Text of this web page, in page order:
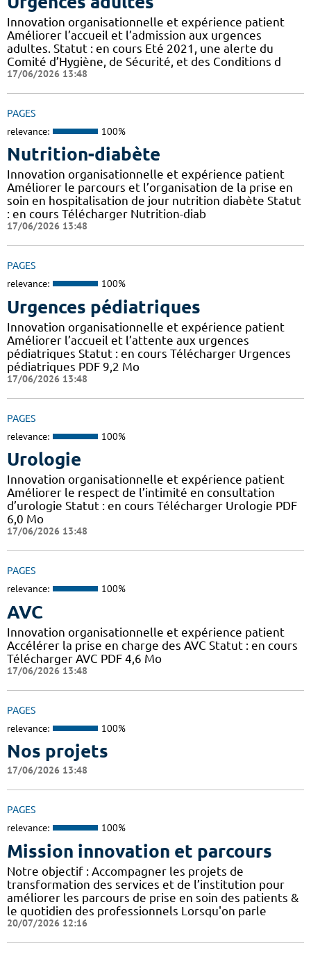
Innovation organisationnelle et expérience patient
Améliorer l’accueil et l’admission aux urgences
adultes. Statut : en cours Eté 2021, une alerte du
Comité d’Hygiène, de Sécurité, et des Conditions d
17/06/2026 13:48
PAGES
relevance: 100%
Nutrition-diabète
Innovation organisationnelle et expérience patient
Améliorer le parcours et l’organisation de la prise en
soin en hospitalisation de jour nutrition diabète Statut
: en cours Télécharger Nutrition-diab
17/06/2026 13:48
PAGES
relevance: 100%
Urgences pédiatriques
Innovation organisationnelle et expérience patient
Améliorer l’accueil et l’attente aux urgences
pédiatriques Statut : en cours Télécharger Urgences
pédiatriques PDF 9,2 Mo
17/06/2026 13:48
PAGES
relevance: 100%
Urologie
Innovation organisationnelle et expérience patient
Améliorer le respect de l’intimité en consultation
d’urologie Statut : en cours Télécharger Urologie PDF
6,0 Mo
17/06/2026 13:48
PAGES
relevance: 100%
AVC
Innovation organisationnelle et expérience patient
Accélérer la prise en charge des AVC Statut : en cours
Télécharger AVC PDF 4,6 Mo
17/06/2026 13:48
PAGES
relevance: 100%
Nos projets
17/06/2026 13:48
PAGES
relevance: 100%
Mission innovation et parcours
Notre objectif : Accompagner les projets de
transformation des services et de l’institution pour
améliorer les parcours de prise en soin des patients &
le quotidien des professionnels Lorsqu'on parle
20/07/2026 12:16